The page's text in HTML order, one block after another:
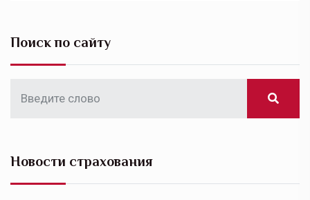
Поиск по сайту
Новости страхования